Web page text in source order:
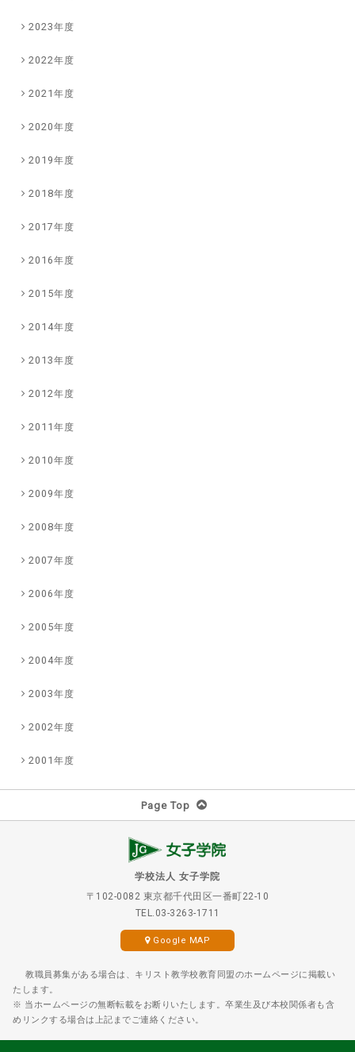
2023年度
2022年度
2021年度
2020年度
2019年度
2018年度
2017年度
2016年度
2015年度
2014年度
2013年度
2012年度
2011年度
2010年度
2009年度
2008年度
2007年度
2006年度
2005年度
2004年度
2003年度
2002年度
2001年度
Page Top
学校法人 女子学院
〒102-0082 東京都千代田区一番町22-10
TEL.03-3263-1711
Google MAP
教職員募集がある場合は、キリスト教学校教育同盟のホームページに掲載い
たします。
※ 当ホームページの無断転載をお断りいたします。卒業生及び本校関係者も含
めリンクする場合は上記までご連絡ください。